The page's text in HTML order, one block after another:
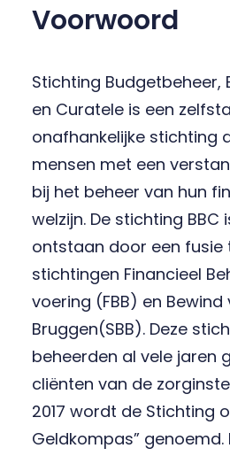
Voorwoord
Stichting Budgetbeheer,
en Curatele is een
onafhankelijke stichting
mensen met een
bij het beheer van hun
welzijn. De stichting BBC
ontstaan door een fusie
stichtingen Financieel
voering (FBB) en
Bruggen(SBB). Deze
beheerden al vele jaren
cliënten van de
2017 wordt de Stichting
Geldkompas” genoemd.